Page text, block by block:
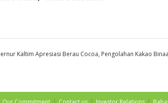
Kaltim Apresiasi Berau Cocoa, Pengolahan Kakao